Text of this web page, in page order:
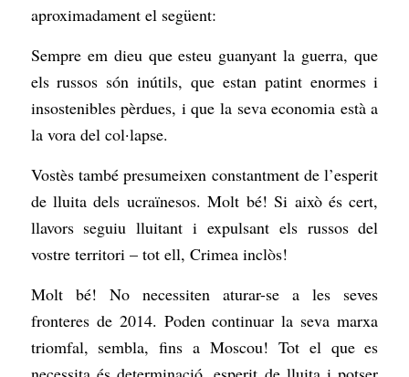
aproximadament el següent:
Sempre em dieu que esteu guanyant la guerra, que
els russos són inútils, que estan patint enormes i
insostenibles pèrdues, i que la seva economia està a
la vora del col·lapse.
Vostès també presumeixen constantment de l’esperit
de lluita dels ucraïnesos. Molt bé! Si això és cert,
llavors seguiu lluitant i expulsant els russos del
vostre territori – tot ell, Crimea inclòs!
Molt bé! No necessiten aturar-se a les seves
fronteres de 2014. Poden continuar la seva marxa
triomfal, sembla, fins a Moscou! Tot el que es